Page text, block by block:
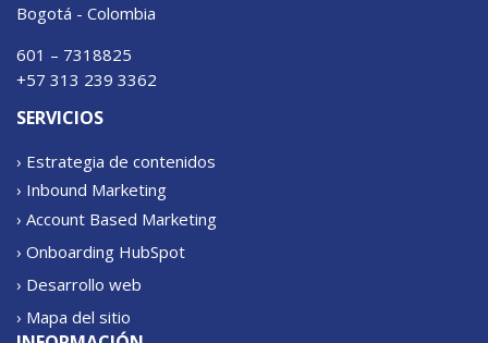
Bogotá - Colombia
601 – 7318825
+57 313 239 3362
SERVICIOS
› Estrategia de contenidos
› Inbound Marketing
› Account Based Marketing
› Onboarding HubSpot
› Desarrollo web
› Mapa del sitio